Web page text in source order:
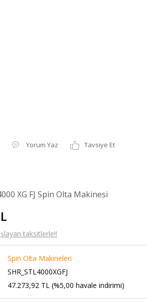
Yorum Yaz
Tavsiye Et
XG FJ Spin Olta Makinesi
taksitlerle!!
Spin Olta Makineleri
SHR_STL4000XGFJ
47.273,92 TL (%5,00 havale indirimi)